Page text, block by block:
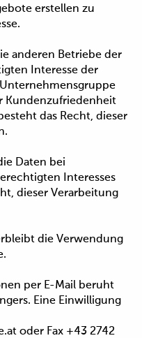
erstellen zu
anderen Betriebe der
Interesse der
Kundenzufriedenheit
das Recht, dieser
Daten bei
Interesses
dieser Verarbeitung
die Verwendung
per E-Mail beruht
Eine Einwilligung
oder Fax +43 2742